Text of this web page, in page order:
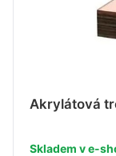
Akrylátová
Skladem v e-